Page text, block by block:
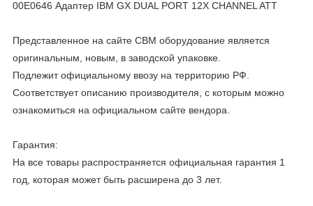
00E0646 Адаптер IBM GX DUAL PORT 12X CHANNEL ATT
Представленное на сайте CBM оборудование является
оригинальным, новым, в заводской упаковке.
Подлежит официальному ввозу на территорию РФ.
Соответствует описанию производителя, с которым можно
ознакомиться на официальном сайте вендора.
Гарантия:
На все товары распространяется официальная гарантия 1
год, которая может быть расширена до 3 лет.